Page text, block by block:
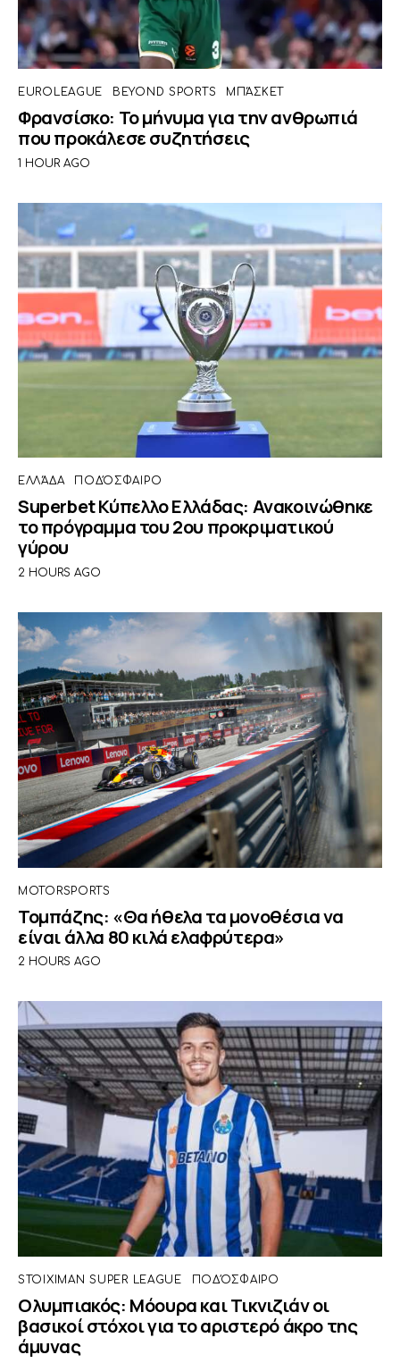
EUROLEAGUE BEYOND SPORTS ΜΠΆΣΚΕΤ
Φρανσίσκο: Το μήνυμα για την ανθρωπιά
που προκάλεσε συζητήσεις
1 HOUR AGO
ΕΛΛΆΔΑ ΠΟΔΌΣΦΑΙΡΟ
Superbet Κύπελλο Ελλάδας: Ανακοινώθηκε
το πρόγραμμα του 2ου προκριματικού
γύρου
2 HOURS AGO
MOTORSPORTS
Τομπάζης: «Θα ήθελα τα μονοθέσια να
είναι άλλα 80 κιλά ελαφρύτερα»
2 HOURS AGO
STOIXIMAN SUPER LEAGUE ΠΟΔΌΣΦΑΙΡΟ
Ολυμπιακός: Μόουρα και Τικνιζιάν οι
βασικοί στόχοι για το αριστερό άκρο της
άμυνας